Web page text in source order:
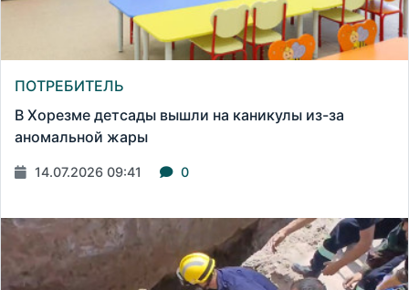
ПОТРЕБИТЕЛЬ
В Хорезме детсады вышли на каникулы из-за
аномальной жары
14.07.2026 09:41 0